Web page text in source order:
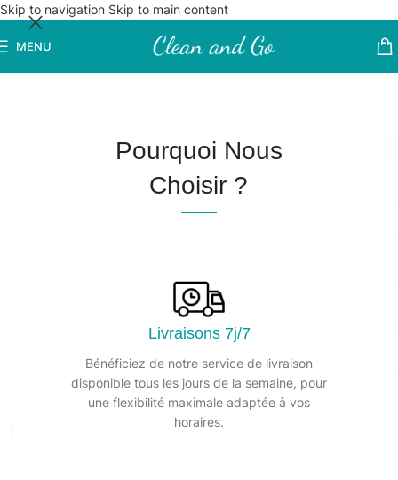
Pourquoi Nous
Choisir ?
Livraisons 7j/7
Bénéficiez de notre service de livraison
disponible tous les jours de la semaine, pour
une flexibilité maximale adaptée à vos
horaires.
Skip to navigation Skip to main content
MENU